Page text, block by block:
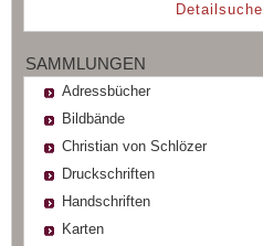
Detailsuche
SAMMLUNGEN
Adressbücher
Bildbände
Christian von Schlözer
Druckschriften
Handschriften
Karten